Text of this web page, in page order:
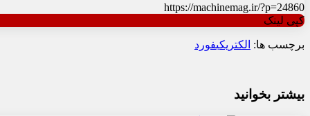
https://machinemag.ir/?p=24860
کپی لینک
برچسب ها: الکتریکیفورد
بیشتر بخوانید